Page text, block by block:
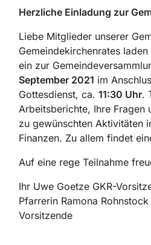
Herzliche Einladung zur
Liebe Mitglieder unserer
Gemeindekirchenrates
ein zur
September 2021 im
Gottesdienst, ca. 11:30 Uhr.
Arbeitsberichte, Ihre Fragen
zu gewünschten Aktivitäten
Finanzen. Zu allem findet
Auf eine rege Teilnahme
Ihr Uwe Goetze GKR-
Pfarrerin Ramona
Vorsitzende